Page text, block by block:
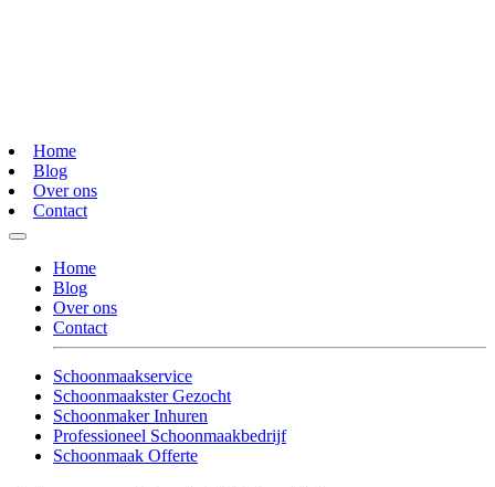
Home
Blog
Over ons
Contact
Home
Blog
Over ons
Contact
Schoonmaakservice
Schoonmaakster Gezocht
Schoonmaker Inhuren
Professioneel Schoonmaakbedrijf
Schoonmaak Offerte